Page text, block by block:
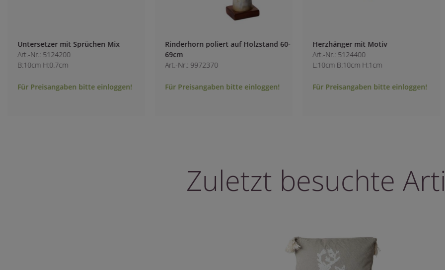
Untersetzer mit Sprüchen Mix
Art.-Nr.: 5124200
B:10cm H:0.7cm
Für Preisangaben bitte einloggen!
Rinderhorn poliert auf Holzstand 60-
69cm
Art.-Nr.: 9972370
Für Preisangaben bitte einloggen!
Herzhänger mit Motiv
Art.-Nr.: 5124400
L:10cm B:10cm H:1cm
Für Preisangaben bitte einloggen!
Zuletzt besuchte